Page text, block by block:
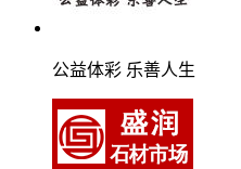
公益体彩 乐善人生